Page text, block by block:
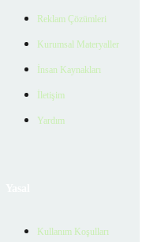
Reklam Çözümleri
Kurumsal Materyaller
İnsan Kaynakları
İletişim
Yardım
Kullanım Koşulları